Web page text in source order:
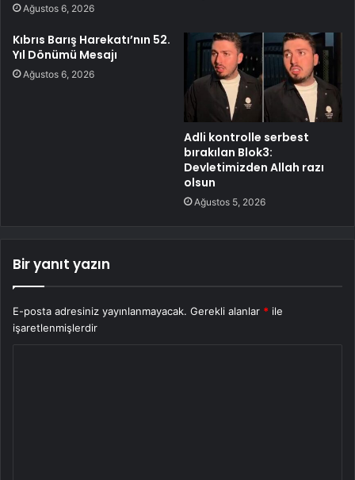
Ağustos 6, 2026
Kıbrıs Barış Harekatı’nın 52.
Yıl Dönümü Mesajı
Ağustos 6, 2026
Adli kontrolle serbest
bırakılan Blok3:
Devletimizden Allah razı
olsun
Ağustos 5, 2026
Bir yanıt yazın
E-posta adresiniz yayınlanmayacak. Gerekli alanlar * ile
işaretlenmişlerdir